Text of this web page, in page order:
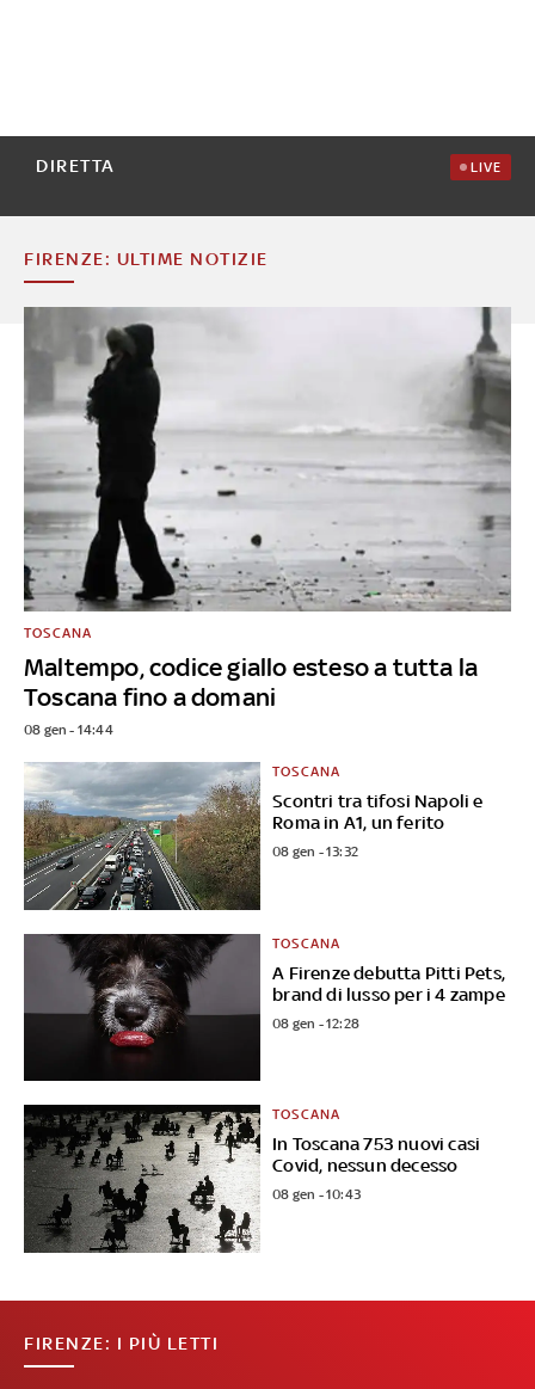
DIRETTA LIVE
FIRENZE: ULTIME NOTIZIE
Maltempo, codice giallo esteso a tutta la
Toscana fino a domani
TOSCANA
08 gen - 14:44
Scontri tra tifosi Napoli e
Roma in A1, un ferito
TOSCANA
08 gen - 13:32
A Firenze debutta Pitti Pets,
brand di lusso per i 4 zampe
TOSCANA
08 gen - 12:28
In Toscana 753 nuovi casi
Covid, nessun decesso
TOSCANA
08 gen - 10:43
FIRENZE: I PIÙ LETTI